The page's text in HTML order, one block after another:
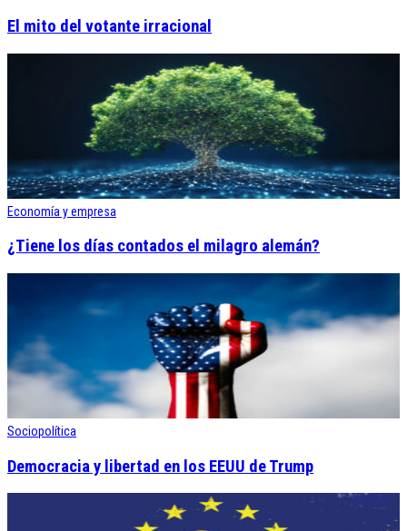
El mito del votante irracional
Economía y empresa
¿Tiene los días contados el milagro alemán?
Sociopolítica
Democracia y libertad en los EEUU de Trump